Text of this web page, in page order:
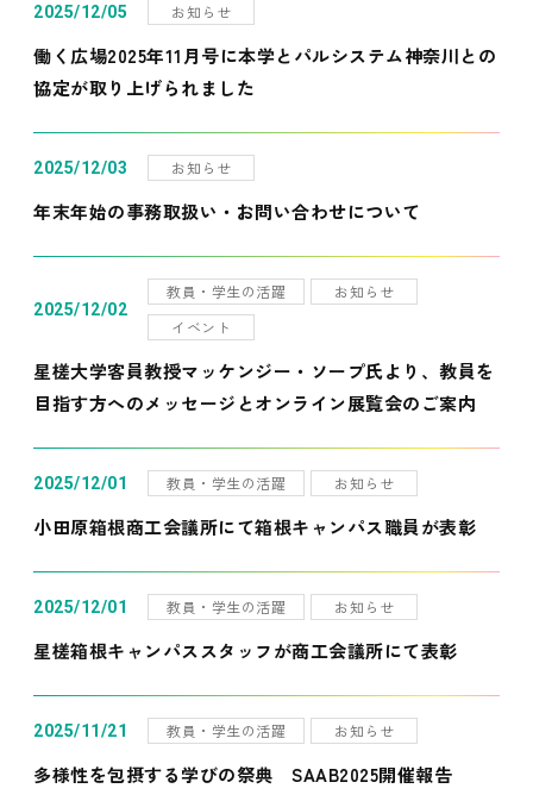
2025/12/05 お知らせ
働く広場2025年11月号に本学とパルシステム神奈川との
協定が取り上げられました
2025/12/03 お知らせ
年末年始の事務取扱い・お問い合わせについて
2025/12/02
教員・学生の活躍
お知らせ
イベント
星槎大学客員教授マッケンジー・ソープ氏より、教員を
目指す方へのメッセージとオンライン展覧会のご案内
2025/12/01 教員・学生の活躍 お知らせ
小田原箱根商工会議所にて箱根キャンパス職員が表彰
2025/12/01 教員・学生の活躍 お知らせ
星槎箱根キャンパススタッフが商工会議所にて表彰
2025/11/21 教員・学生の活躍 お知らせ
多様性を包摂する学びの祭典 SAAB2025開催報告